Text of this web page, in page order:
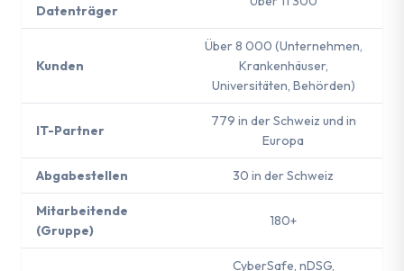
Datenträger
Kunden
Über 8 000 (Unternehmen,
Krankenhäuser,
Universitäten, Behörden)
IT-Partner
779 in der Schweiz und in
Europa
Abgabestellen 30 in der Schweiz
Mitarbeitende
(Gruppe)
180+
CyberSafe, nDSG,